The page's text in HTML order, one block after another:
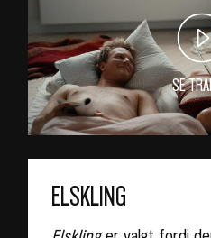
SE
ELSKLING